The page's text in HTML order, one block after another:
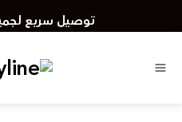
توصيل سريع
القائمة